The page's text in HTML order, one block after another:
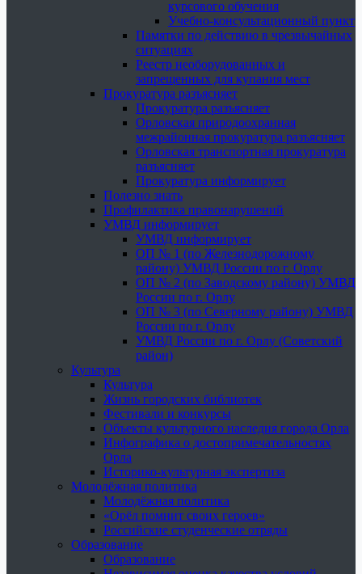
курсового обучения
Учебно-консультационный пункт
Памятки по действию в чрезвычайных
ситуациях
Реестр необорудованных и
запрещенных для купания мест
Прокуратура разъясняет
Прокуратура разъясняет
Орловская природоохранная
межрайонная прокуратура разъясняет
Орловская транспортная прокуратура
разъясняет
Прокуратура информирует
Полезно знать
Профилактика правонарушений
УМВД информирует
УМВД информирует
ОП № 1 (по Железнодорожному
району) УМВД России по г. Орлу
ОП № 2 (по Заводскому району) УМВД
России по г. Орлу
ОП № 3 (по Северному району) УМВД
России по г. Орлу
УМВД России по г. Орлу (Советский
район)
Культура
Культура
Жизнь городских библиотек
Фестивали и конкурсы
Объекты культурного наследия города Орла
Инфографика о достопримечательностях
Орла
Историко-культурная экспертиза
Молодёжная политика
Молодёжная политика
«Орёл помнит своих героев»
Российские студенческие отряды
Образование
Образование